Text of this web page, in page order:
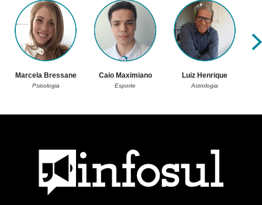
Marcela Bressane
Psicologia
Caio Maximiano
Esporte
Luiz Henrique
Astrologia